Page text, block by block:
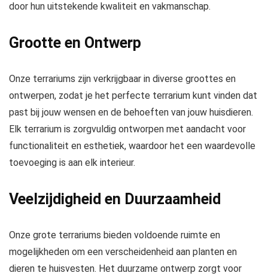
door hun uitstekende kwaliteit en vakmanschap.
Grootte en Ontwerp
Onze terrariums zijn verkrijgbaar in diverse groottes en
ontwerpen, zodat je het perfecte terrarium kunt vinden dat
past bij jouw wensen en de behoeften van jouw huisdieren.
Elk terrarium is zorgvuldig ontworpen met aandacht voor
functionaliteit en esthetiek, waardoor het een waardevolle
toevoeging is aan elk interieur.
Veelzijdigheid en Duurzaamheid
Onze grote terrariums bieden voldoende ruimte en
mogelijkheden om een verscheidenheid aan planten en
dieren te huisvesten. Het duurzame ontwerp zorgt voor